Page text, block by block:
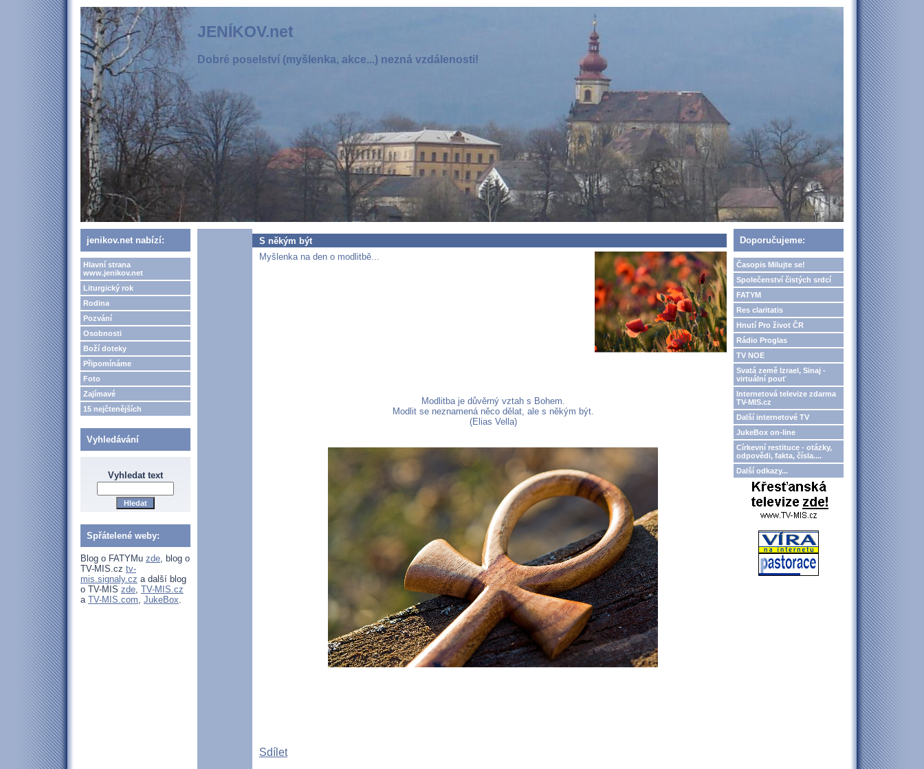
JENÍKOV.net
Dobré poselství (myšlenka, akce...) nezná vzdálenosti!
jenikov.net nabízí:
Hlavní strana
www.jenikov.net
Liturgický rok
Rodina
Pozvání
Osobnosti
Boží doteky
Připomínáme
Foto
Zajímavé
15 nejčtenějších
Vyhledávání
Vyhledat text
Spřátelené weby:
Blog o FATYMu zde, blog o
TV-MIS.cz tv-
mis.signaly.cz a další blog
o TV-MIS zde, TV-MIS.cz
a TV-MIS.com, JukeBox.
S někým být
Myšlenka na den o modlitbě...
Modlitba je důvěrný vztah s Bohem.
Modlit se neznamená něco dělat, ale s někým být.
(Elias Vella)
Sdílet
Doporučujeme:
Časopis Milujte se!
Společenství čistých srdcí
FATYM
Res claritatis
Hnutí Pro život ČR
Rádio Proglas
TV NOE
Svatá země Izrael, Sinaj -
virtuální pouť
Internetová televize zdarma
TV-MIS.cz
Další internetové TV
JukeBox on-line
Církevní restituce - otázky,
odpovědi, fakta, čísla....
Další odkazy...